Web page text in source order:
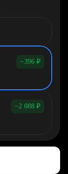
−396 ₽
−2 088 ₽